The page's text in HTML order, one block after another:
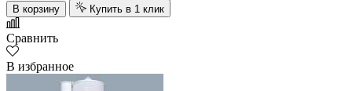
В корзину Купить в 1 клик
Сравнить
В избранное